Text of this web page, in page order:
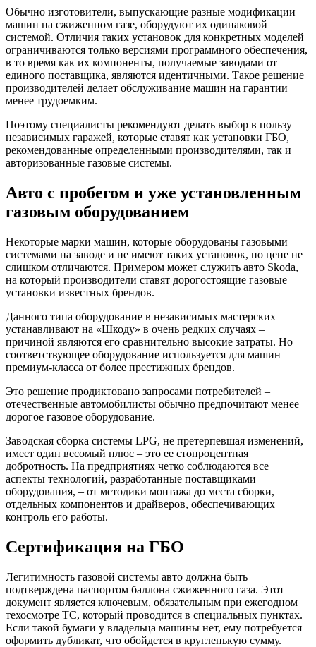
Обычно изготовители, выпускающие разные модификации
машин на сжиженном газе, оборудуют их одинаковой
системой. Отличия таких установок для конкретных моделей
ограничиваются только версиями программного обеспечения,
в то время как их компоненты, получаемые заводами от
единого поставщика, являются идентичными. Такое решение
производителей делает обслуживание машин на гарантии
менее трудоемким.
Поэтому специалисты рекомендуют делать выбор в пользу
независимых гаражей, которые ставят как установки ГБО,
рекомендованные определенными производителями, так и
авторизованные газовые системы.
Авто с пробегом и уже установленным
газовым оборудованием
Некоторые марки машин, которые оборудованы газовыми
системами на заводе и не имеют таких установок, по цене не
слишком отличаются. Примером может служить авто Skoda,
на который производители ставят дорогостоящие газовые
установки известных брендов.
Данного типа оборудование в независимых мастерских
устанавливают на «Шкоду» в очень редких случаях –
причиной являются его сравнительно высокие затраты. Но
соответствующее оборудование используется для машин
премиум-класса от более престижных брендов.
Это решение продиктовано запросами потребителей –
отечественные автомобилисты обычно предпочитают менее
дорогое газовое оборудование.
Заводская сборка системы LPG, не претерпевшая изменений,
имеет один весомый плюс – это ее стопроцентная
добротность. На предприятиях четко соблюдаются все
аспекты технологий, разработанные поставщиками
оборудования, – от методики монтажа до места сборки,
отдельных компонентов и драйверов, обеспечивающих
контроль его работы.
Сертификация на ГБО
Легитимность газовой системы авто должна быть
подтверждена паспортом баллона сжиженного газа. Этот
документ является ключевым, обязательным при ежегодном
техосмотре ТС, который проводится в специальных пунктах.
Если такой бумаги у владельца машины нет, ему потребуется
оформить дубликат, что обойдется в кругленькую сумму.